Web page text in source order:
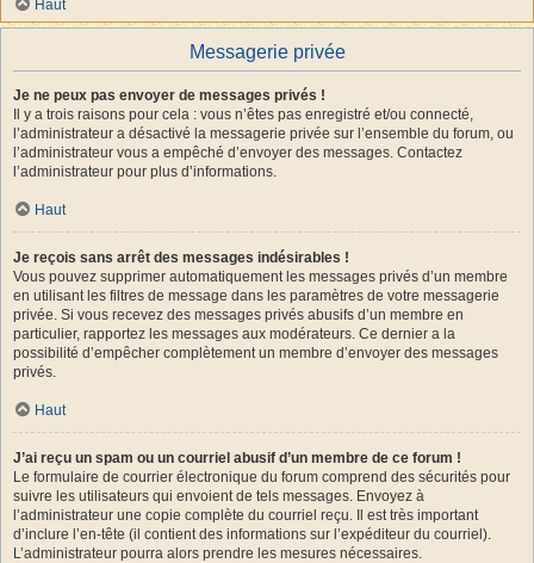
Haut
Messagerie privée
Je ne peux pas envoyer de messages privés !
Il y a trois raisons pour cela : vous n’êtes pas enregistré et/ou connecté,
l’administrateur a désactivé la messagerie privée sur l’ensemble du forum, ou
l’administrateur vous a empêché d’envoyer des messages. Contactez
l’administrateur pour plus d’informations.
Haut
Je reçois sans arrêt des messages indésirables !
Vous pouvez supprimer automatiquement les messages privés d’un membre
en utilisant les filtres de message dans les paramètres de votre messagerie
privée. Si vous recevez des messages privés abusifs d’un membre en
particulier, rapportez les messages aux modérateurs. Ce dernier a la
possibilité d’empêcher complètement un membre d’envoyer des messages
privés.
Haut
J’ai reçu un spam ou un courriel abusif d’un membre de ce forum !
Le formulaire de courrier électronique du forum comprend des sécurités pour
suivre les utilisateurs qui envoient de tels messages. Envoyez à
l’administrateur une copie complète du courriel reçu. Il est très important
d’inclure l’en-tête (il contient des informations sur l’expéditeur du courriel).
L’administrateur pourra alors prendre les mesures nécessaires.